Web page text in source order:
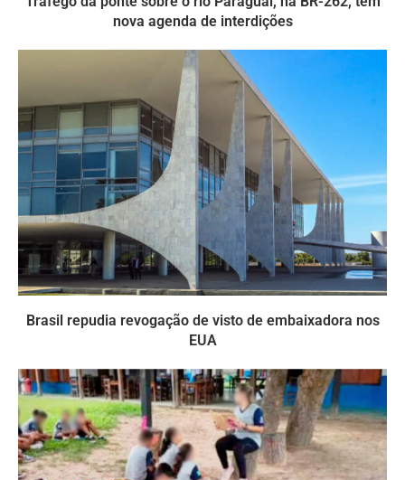
nova agenda de interdições
Brasil repudia revogação de visto de embaixadora nos
EUA